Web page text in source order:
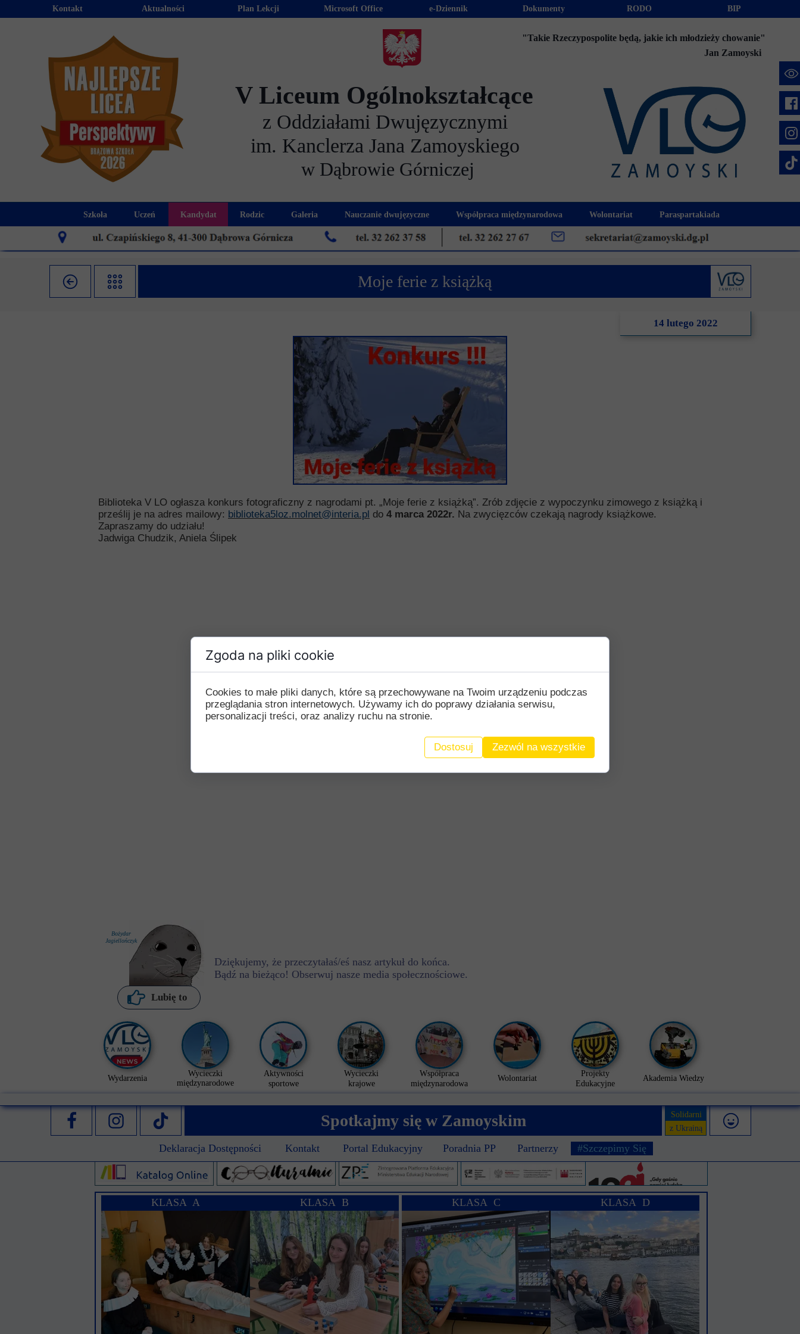
Lubię to
Dziękujemy, że przeczytałaś/eś nasz artykuł do końca.
Bądź na bieżąco! Obserwuj nasze media społecznościowe.
Bożydar
Jagiellończyk
Moje ferie z książką
14 lutego 2022
Biblioteka V LO ogłasza konkurs fotograficzny z nagrodami pt. „Moje ferie z książką”. Zrób zdjęcie z wypoczynku zimowego z książką i
prześlij je na adres mailowy: biblioteka5loz.molnet@interia.pl do 4 marca 2022r. Na zwycięzców czekają nagrody książkowe.
Zapraszamy do udziału!
Jadwiga Chudzik, Aniela Ślipek
Rodzic
Harmonogram spotkań z rodzicami
Pomoc Psychologiczno-Pedagogiczna
Galeria Nauczanie dwujęzyczne
Kadra dwujęzyczna
Współpraca międzynarodowa
Erasmus+
Youth For Understanding
Wymiana polsko-niemiecka
Wymiana polsko-portugalska
Wolontariat
Akcje charytatywne
Szlachetna paczka
Paraspartakiada
Fundusz Stypendialny "Jesteśmy
Geneza i idea
Edycje
Puchar Prezydenta RP
Szkoła
Historia szkoły
Misja szkoły
Uczeń
Kalendarz roku szkolnego
Gabinet PZiPP
Wyszukiwarka uczelni
Kandydat
Aktualności dla kandydatów
Dlaczego Zamoyski?
System rekrutacji elektronicznej
V Liceum Ogólnokształcące
z Oddziałami Dwujęzycznymi
im. Kanclerza Jana Zamoyskiego
w Dąbrowie Górniczej
"Takie Rzeczypospolite będą, jakie ich młodzieży chowanie"
BIP
RODO
Dokumenty
e-Dziennik
Microsoft Office
Plan Lekcji
Aktualności
Kontakt
Jan Zamoyski
Solidarni
z Ukrainą
KLASA D
KLASA C
KLASA B
KLASA A
Deklaracja Dostępności #Szczepimy Się
Partnerzy
Poradnia PP
Portal Edukacyjny
Kontakt
Spotkajmy się w Zamoyskim
Aktywności
sportowe
Wycieczki
międzynarodowe
Wycieczki
krajowe
Wydarzenia
Współpraca
międzynarodowa
Wolontariat
Projekty
Edukacyjne
Akademia Wiedzy
Zgoda na pliki cookie
Cookies to małe pliki danych, które są przechowywane na Twoim urządzeniu podczas
przeglądania stron internetowych. Używamy ich do poprawy działania serwisu,
personalizacji treści, oraz analizy ruchu na stronie.
Dostosuj Zezwól na wszystkie